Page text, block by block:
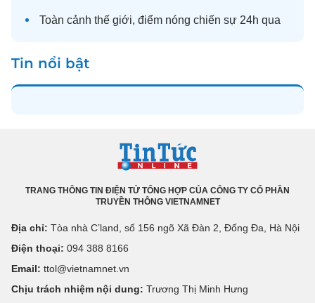
Toàn cảnh thế giới, điểm nóng chiến sự 24h qua
Tin nổi bật
TRANG THÔNG TIN ĐIỆN TỬ TỔNG HỢP CỦA CÔNG TY CỔ PHẦN
TRUYỀN THÔNG VIETNAMNET
Địa chỉ: Tòa nhà C’land, số 156 ngõ Xã Đàn 2, Đống Đa, Hà Nội
Điện thoại: 094 388 8166
Email: ttol@vietnamnet.vn
Chịu trách nhiệm nội dung: Trương Thị Minh Hưng